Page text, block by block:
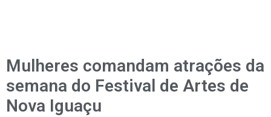
Mulheres comandam atrações da
semana do Festival de Artes de
Nova Iguaçu